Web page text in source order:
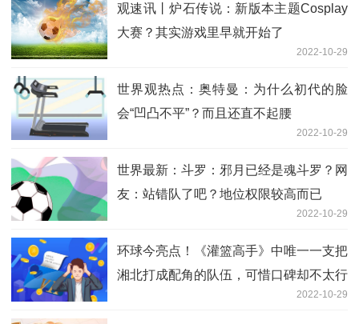
观速讯丨炉石传说：新版本主题Cosplay
大赛？其实游戏里早就开始了
2022-10-29
世界观热点：奥特曼：为什么初代的脸
会“凹凸不平”？而且还直不起腰
2022-10-29
世界最新：斗罗：邪月已经是魂斗罗？网
友：站错队了吧？地位权限较高而已
2022-10-29
环球今亮点！《灌篮高手》中唯一一支把
湘北打成配角的队伍，可惜口碑却不太行
2022-10-29